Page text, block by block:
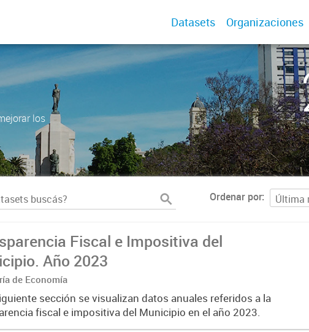
Datasets Organizaciones
los
Ordenar por
Fiscal e Impositiva del
Año 2023
de Economía
sección se visualizan datos anuales referidos a la
fiscal e impositiva del Municipio en el año 2023.